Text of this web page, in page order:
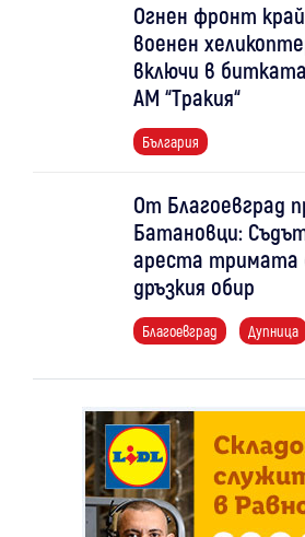
Огнен фронт
военен
включи в
АМ “Тракия“
България
От Благоевград
Батановци:
ареста тримата
дръзкия обир
Благоевград Дупница